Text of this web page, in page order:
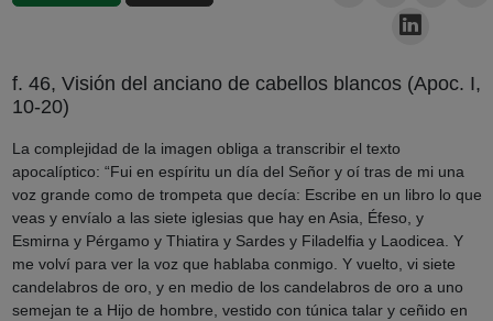
f. 46, Visión del anciano de cabellos blancos (Apoc. I,
10-20)
La complejidad de la imagen obliga a transcribir el texto
apocalíptico: “Fui en espíritu un día del Señor y oí tras de mi una
voz grande como de trompeta que decía: Escribe en un libro lo que
veas y envíalo a las siete iglesias que hay en Asia, Éfeso, y
Esmirna y Pérgamo y Thiatira y Sardes y Filadelfia y Laodicea. Y
me volví para ver la voz que hablaba conmigo. Y vuelto, vi siete
candelabros de oro, y en medio de los candelabros de oro a uno
semejan te a Hijo de hombre, vestido con túnica talar y ceñido en